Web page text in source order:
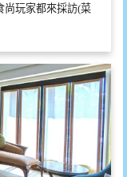
尚玩家都來採訪(菜